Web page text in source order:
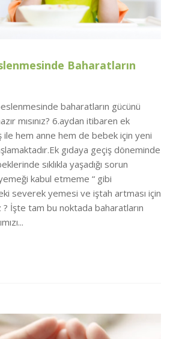
Baharatların
baharatların gücünü
mısınız? 6.aydan itibaren ek
ile hem anne hem de bebek için yeni
gıdaya geçiş döneminde
sıklıkla yaşadığı sorun
kabul etmeme “ gibi
severek yemesi ve iştah artması için
? İşte tam bu noktada baharatların